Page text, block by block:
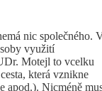
nic společného.
využití
Motejl to vcelku
která vznikne
apod.). Nicméně